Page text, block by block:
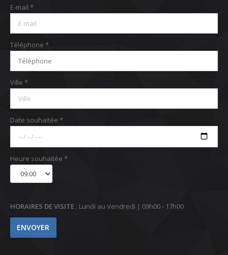
E-mail *
Téléphone *
Ville *
Date souhaitée *
Heure souhaitée *
HORAIRES DE VISITE : Lundi au Vendredi | 09h00 - 17h00